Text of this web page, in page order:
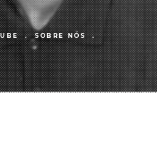
.SOBRE NÓS .